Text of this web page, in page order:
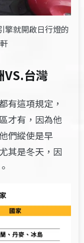
擎就開啟日行燈的
VS.台灣
有這項規定，
才有，因為他
們縱使是早
其是冬天，因